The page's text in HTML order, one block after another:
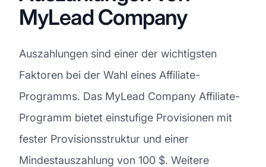
MyLead Company
Auszahlungen sind einer der wichtigsten
Faktoren bei der Wahl eines Affiliate-
Programms. Das MyLead Company Affiliate-
Programm bietet einstufige Provisionen mit
fester Provisionsstruktur und einer
Mindestauszahlung von 100 $. Weitere